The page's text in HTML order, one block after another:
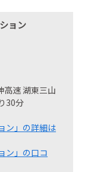
ョン
高速 湖東三山
30分
ン」の詳細は
ン」の口コ